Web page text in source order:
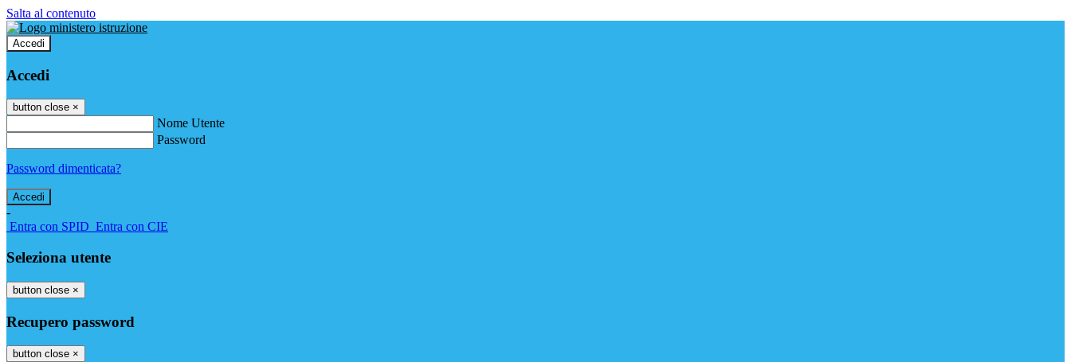
Salta al contenuto
Accedi
Accedi
button close ×
Nome Utente
Password
Password dimenticata?
-
Entra con SPID Entra con CIE
Seleziona utente
button close ×
Recupero password
button close ×